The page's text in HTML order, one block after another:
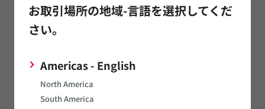
お取引場所の地域-言語を選択してくだ
さい。
Americas - English
North America
South America
0776-73-1155
ファクス 0776-73-4189